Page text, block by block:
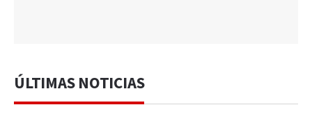
ÚLTIMAS NOTICIAS